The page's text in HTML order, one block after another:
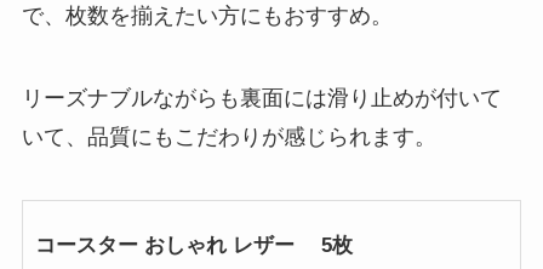
で、枚数を揃えたい方にもおすすめ。
リーズナブルながらも裏面には滑り止めが付いて
いて、品質にもこだわりが感じられます。
コースター おしゃれ レザー 5枚